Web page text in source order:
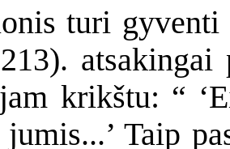
turi gyventi
atsakingai
krikštu: “
Taip